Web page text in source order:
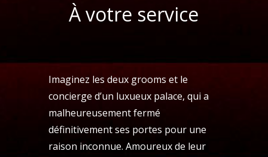
À votre service
Imaginez les deux grooms et le
concierge d’un luxueux palace, qui a
malheureusement fermé
définitivement ses portes pour une
raison inconnue. Amoureux de leur